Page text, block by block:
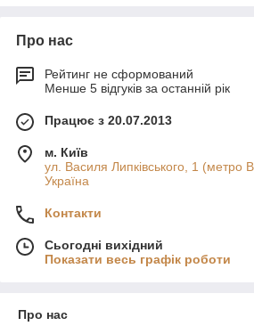
Про нас
Рейтинг не сформований
Менше 5 відгуків за останній рік
Працює з 20.07.2013
м. Київ
ул. Василя Липківського, 1 (метро
Україна
Контакти
Сьогодні вихідний
Показати весь графік роботи
Про нас